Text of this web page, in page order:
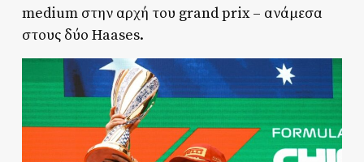
medium στην αρχή του grand prix – ανάμεσα
στους δύο Haases.